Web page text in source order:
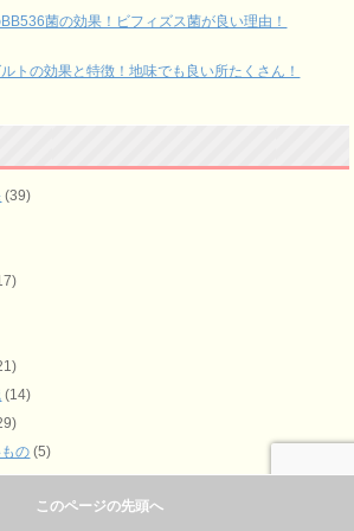
菌の効果！ビフィズス菌が良い理由！
トの効果と特徴！地味でも良い所たくさん！
(39)
(14)
の (5)
(5)
このページの先頭へ